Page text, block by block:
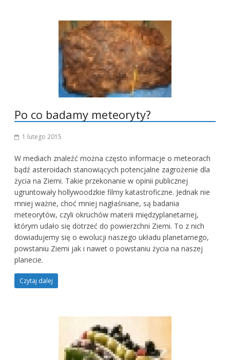
Po co badamy meteoryty?
1 lutego 2015
W mediach znaleźć można często informacje o meteorach
bądź asteroidach stanowiących potencjalne zagrożenie dla
życia na Ziemi. Takie przekonanie w opinii publicznej
ugruntowały hollywoodzkie filmy katastroficzne. Jednak nie
mniej ważne, choć mniej nagłaśniane, są badania
meteorytów, czyli okruchów materii międzyplanetarnej,
którym udało się dotrzeć do powierzchni Ziemi. To z nich
dowiadujemy się o ewolucji naszego układu planetarnego,
powstaniu Ziemi jak i nawet o powstaniu życia na naszej
planecie.
Czytaj dalej